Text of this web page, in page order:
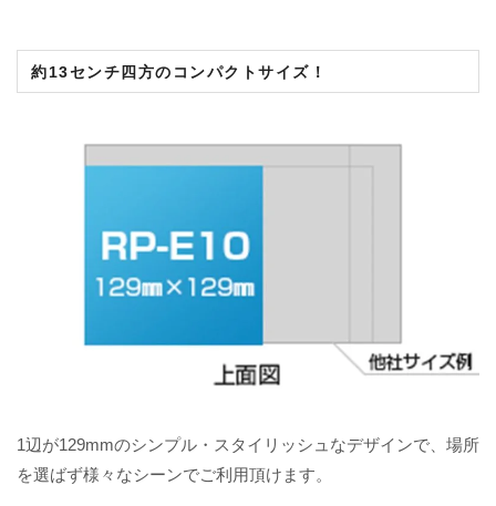
約13センチ四方のコンパクトサイズ！
1辺が129mmのシンプル・スタイリッシュなデザインで、場所
を選ばず様々なシーンでご利用頂けます。